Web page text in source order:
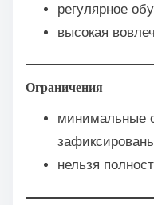
регулярное
высокая
Ограничения
минимальные
нельзя